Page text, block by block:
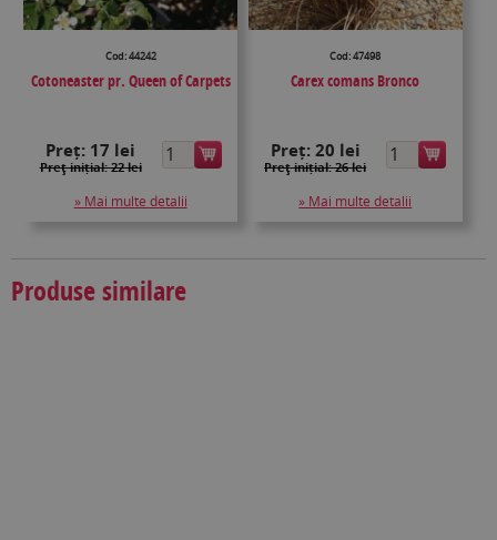
Cod: 44242
Cotoneaster pr. Queen of Carpets
Preț: 17 lei
Preţ inițial: 22 lei
» Mai multe detalii
Cod: 47498
Carex comans Bronco
Preț: 20 lei
Preţ inițial: 26 lei
» Mai multe detalii
Produse similare